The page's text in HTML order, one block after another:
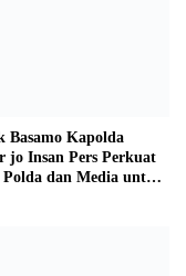
Basamo Kapolda
jo Insan Pers Perkuat
dan Media untuk